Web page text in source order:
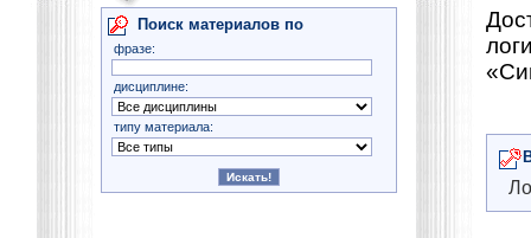
Поиск материалов по
фразе:
дисциплине:
типу материала: